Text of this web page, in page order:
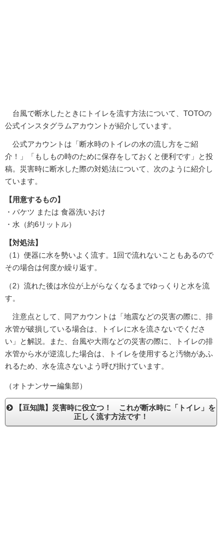
台風で断水したときにトイレを流す方法について、TOTOの
公式インスタグラムアカウントが紹介しています。
公式アカウントは「断水時のトイレの水の流し方をご紹
介！」「もしもの時のために保存をしておくと便利です」と投
稿。災害時に断水した際の対処法について、次のように紹介し
ています。
【用意するもの】
・バケツ または 食器洗いおけ
・水（約6リットル）
【対処法】
（1）便器に水を勢いよく流す。1回で流れないこともあるので
その場合は何度か繰り返す。
（2）流れた後は水位が上がらなくなるまでゆっくりと水を流
す。
注意点として、同アカウントは「地震などの災害の際に、排
水管が破損している場合は、トイレに水を流さないでくださ
い」と解説。また、台風や大雨などの災害の際に、トイレの排
水管から水が逆流した場合は、トイレを使用すると汚物があふ
れるため、水を流さないよう呼び掛けています。
（オトナンサー編集部）
【豆知識】災害時に役立つ！ これが断水時に「トイレ」を
正しく流す方法です！